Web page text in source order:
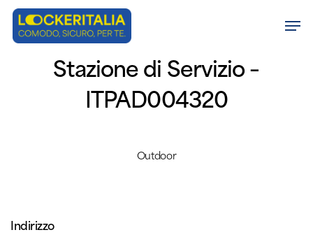
Skip
Stazione di Servizio –
ITPAD004320
Outdoor
Indirizzo